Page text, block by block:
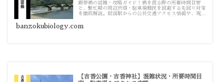
錦帯橋の混雑・攻略ガイド！橋を渡る際の所要時間目安
と、繁忙期の周辺渋滞・駐車場難民を回避する先回り対策
を徹底解説。岩国駅からの公共交通アクセス情報や、現地
めています。
banzokubiology.com
【吉香公園・吉香神社】混雑状況・所要時間目